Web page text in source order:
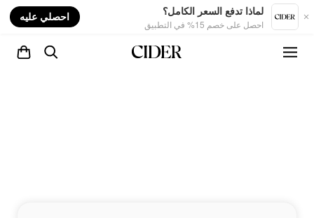
لماذا تدفع السعر الكامل؟
احصل على خصم 15% في التطبيق
احصلي عليه